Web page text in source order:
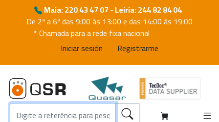
Maia: 220 43 47 07 - Leiria: 244 82 84 04
De 2ª a 6ª das 9:00 às 13:00 e das 14:00 às 19:00
* Chamada para a rede fixa nacional
Iniciar sesión
Registrarme